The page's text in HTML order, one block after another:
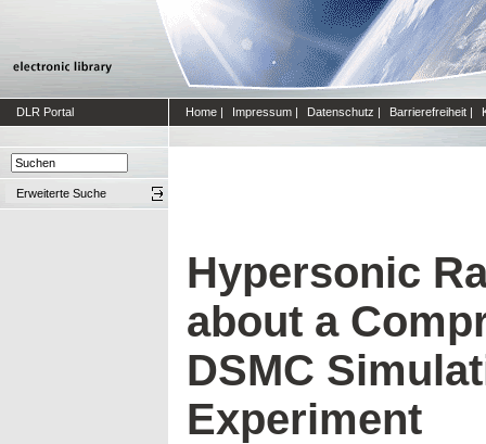
DLR Portal Home | Impressum | Datenschutz | Barrierefreiheit |
Erweiterte Suche
Hypersonic
about a
DSMC
Experiment